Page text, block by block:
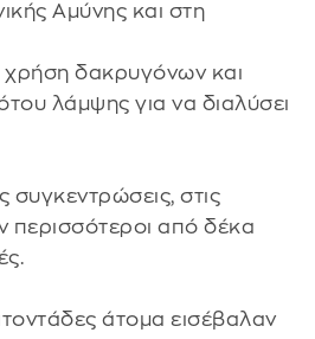
Αμύνης και στη
χρήση δακρυγόνων και
λάμψης για να διαλύσει
συγκεντρώσεις, στις
περισσότεροι από δέκα
άτομα εισέβαλαν